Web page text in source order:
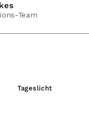
Team
Tageslicht